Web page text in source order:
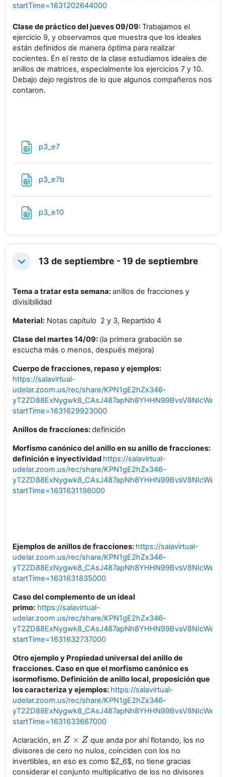
startTime=1631202644000
Clase de práctico del jueves 09/09:Trabajamos el
ejercicio 9, y observamos que muestra que los ideales
están definidos de manera óptima para realizar
cocientes. En el resto de la clase estudiamos ideales de
anillos de matrices, especialmente los ejercicios 7 y 10.
Debajo dejo registros de lo que algunos compañeros nos
contaron.
p3_e7
p3_e7b
p3_e10
Colapsar13 de septiembre - 19 de septiembre
Tema a tratar esta semana:anillos de fracciones y
divisibilidad
Material: Notas capítulo 2 y 3, Repartido 4
Clase del martes 14/09: (la primera grabación se
escucha más o menos, después mejora)
Cuerpo de fracciones, repaso y ejemplos:
https://salavirtual-
udelar.zoom.us/rec/share/KPN1gE2hZx346-
startTime=1631629923000
Anillos de fracciones:definición
Morfismo canónico del anillo en su anillo de fracciones:
definición e inyectividad https://salavirtual-
udelar.zoom.us/rec/share/KPN1gE2hZx346-
startTime=1631631198000
Ejemplos de anillos de fracciones: https://salavirtual-
udelar.zoom.us/rec/share/KPN1gE2hZx346-
startTime=1631631835000
Caso del complemento de un ideal
primo: https://salavirtual-
udelar.zoom.us/rec/share/KPN1gE2hZx346-
startTime=1631632737000
Otro ejemplo y Propiedad universal del anillo de
fracciones. Caso en que el morfismo canónico es
isormofismo. Definición de anillo local, proposición que
los caracteriza y ejemplos: https://salavirtual-
udelar.zoom.us/rec/share/KPN1gE2hZx346-
startTime=1631633667000
Aclaración, en Z × Z
Z× Z
que anda por ahí flotando, los no
divisores de cero no nulos, coinciden con los no
invertibles, en eso es como $Z_6$, no tiene gracias
considerar el conjunto multiplicativo de los no divisores